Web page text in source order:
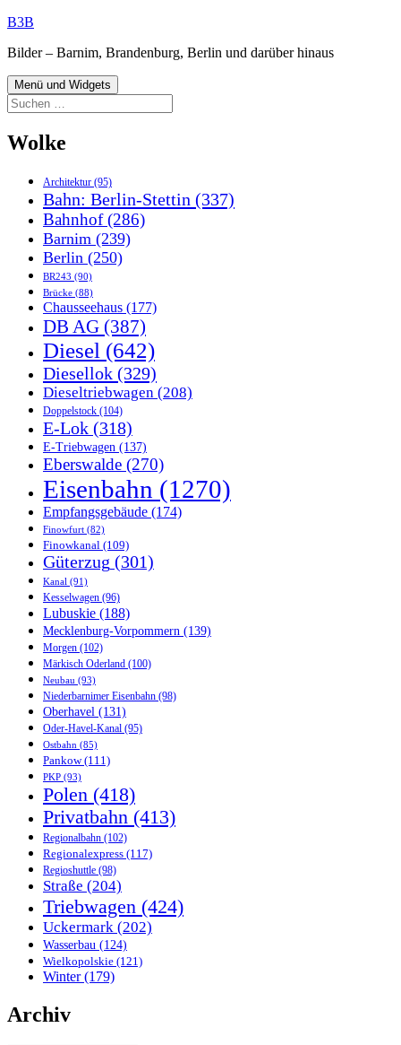
Zum
springen
B3B
Bilder – Barnim, Brandenburg, Berlin und darüber hinaus
Menü und Widgets
Suchen
nach:
Wolke
Architektur (95)
Bahn: Berlin-Stettin (337)
Bahnhof(286)
Barnim (239)
Berlin (250)
BR243 (90)
Brücke (88)
Chausseehaus (177)
DB AG (387)
Diesel (642)
Diesellok (329)
Dieseltriebwagen (208)
Doppelstock (104)
E-Lok (318)
E-Triebwagen (137)
Eberswalde (270)
Eisenbahn (1270)
Empfangsgebäude (174)
Finowfurt (82)
Finowkanal (109)
Güterzug (301)
Kanal (91)
Kesselwagen (96)
Lubuskie (188)
Mecklenburg-Vorpommern (139)
Morgen (102)
Märkisch Oderland (100)
Neubau (93)
Niederbarnimer Eisenbahn (98)
Oberhavel (131)
Oder-Havel-Kanal (95)
Ostbahn (85)
Pankow(111)
PKP (93)
Polen (418)
Privatbahn (413)
Regionalbahn (102)
Regionalexpress (117)
Regioshuttle (98)
Straße (204)
Triebwagen (424)
Uckermark (202)
Wasserbau (124)
Wielkopolskie (121)
Winter(179)
Archiv